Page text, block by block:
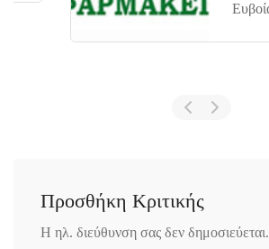
Ευβοίας
Προσθήκη Κριτικής
Η ηλ. διεύθυνση σας δεν δημοσιεύεται.